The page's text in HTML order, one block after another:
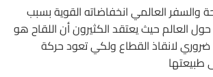
والسفر العالمي انخفاضاته القوية بسبب
العالم حيث يعتقد الكثيرون أن اللقاح هو
لانقاذ القطاع ولكي تعود حركة
طبيعتها